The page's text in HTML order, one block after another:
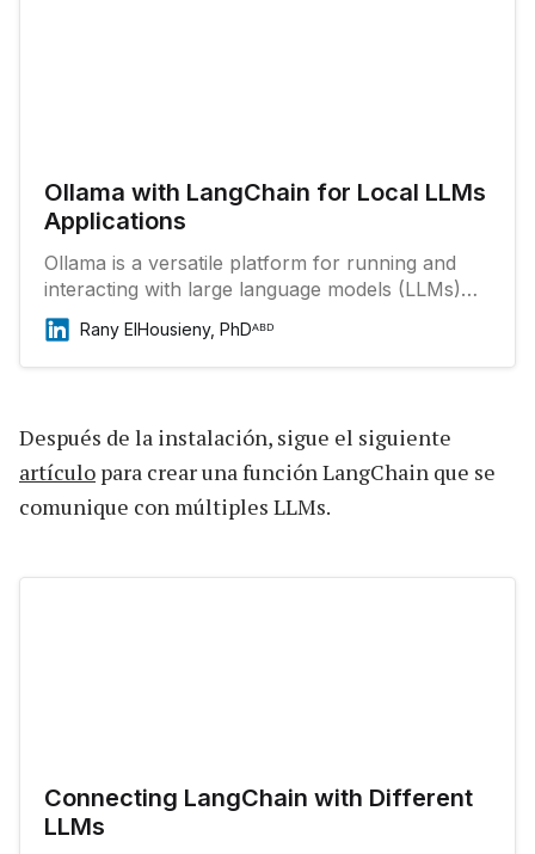
Ollama with LangChain for Local LLMs
Applications
Ollama is a versatile platform for running and
interacting with large language models (LLMs)
like Llama, Gemma, Phi, Zypher, Code Llama,
and many more. It allows users to pull, run, and
create models easily on local machines, ensuring
Rany ElHousieny, PhDᴬᴮᴰ
Después de la instalación, sigue el siguiente
artículo para crear una función LangChain que se
comunique con múltiples LLMs.
Connecting LangChain with Different
LLMs